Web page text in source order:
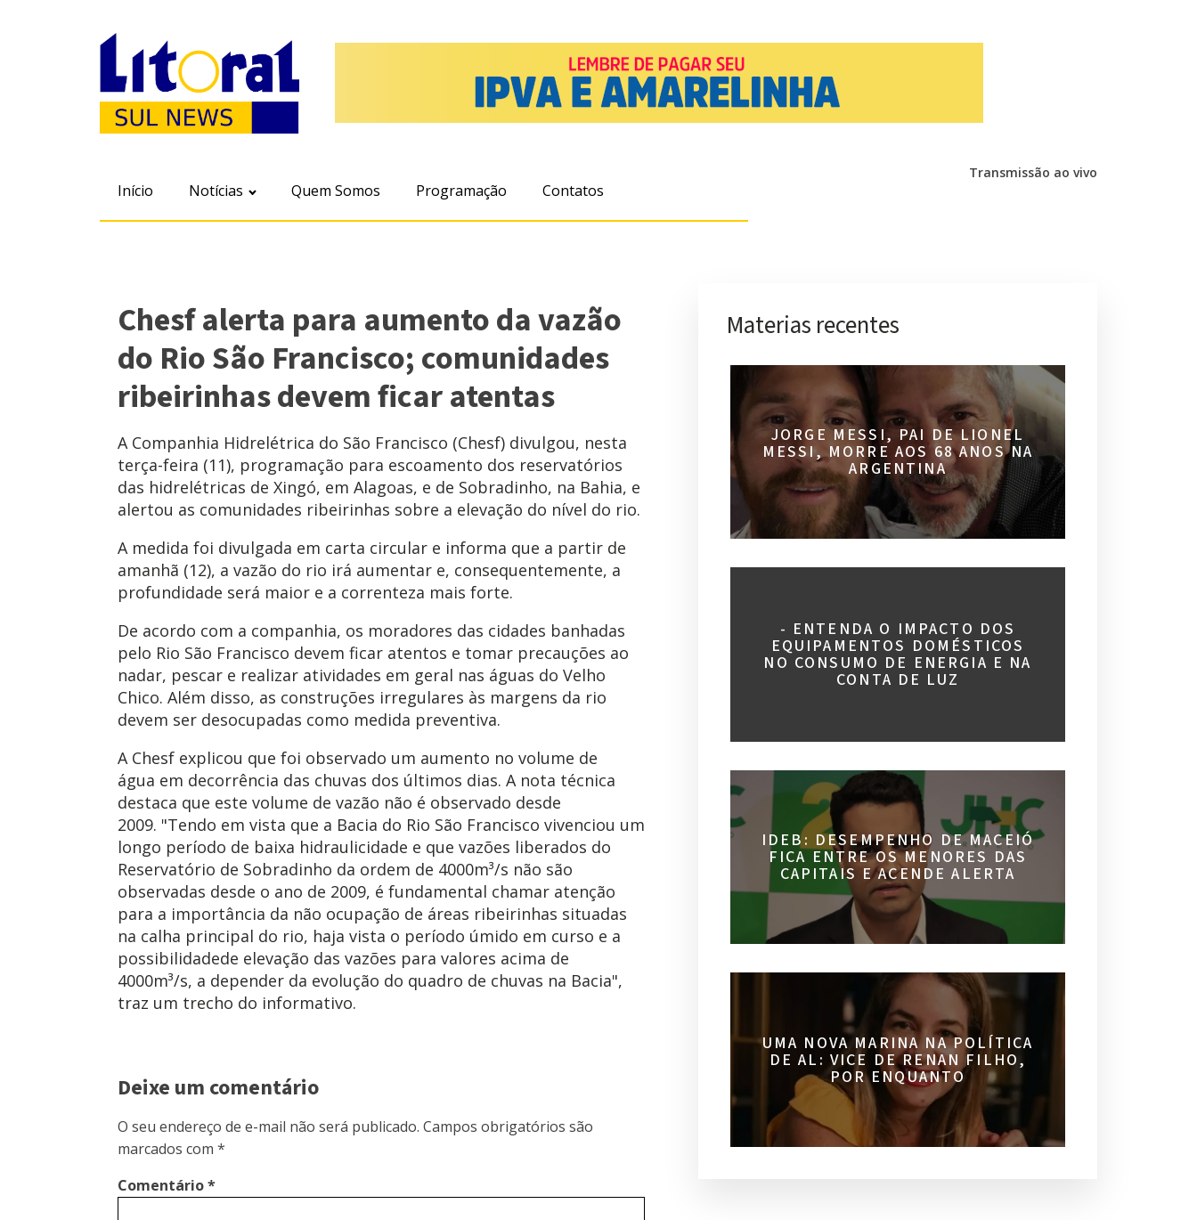
Início Notícias Quem Somos Programação Contatos
Transmissão ao vivo
Chesf alerta para aumento da vazão
do Rio São Francisco; comunidades
ribeirinhas devem ficar atentas
A Companhia Hidrelétrica do São Francisco (Chesf) divulgou, nesta
terça-feira (11), programação para escoamento dos reservatórios
das hidrelétricas de Xingó, em Alagoas, e de Sobradinho, na Bahia, e
alertou as comunidades ribeirinhas sobre a elevação do nível do rio.
A medida foi divulgada em carta circular e informa que a partir de
amanhã (12), a vazão do rio irá aumentar e, consequentemente, a
profundidade será maior e a correnteza mais forte.
De acordo com a companhia, os moradores das cidades banhadas
pelo Rio São Francisco devem ficar atentos e tomar precauções ao
nadar, pescar e realizar atividades em geral nas águas do Velho
Chico. Além disso, as construções irregulares às margens da rio
devem ser desocupadas como medida preventiva.
A Chesf explicou que foi observado um aumento no volume de
água em decorrência das chuvas dos últimos dias. A nota técnica
destaca que este volume de vazão não é observado desde
2009. "Tendo em vista que a Bacia do Rio São Francisco vivenciou um
longo período de baixa hidraulicidade e que vazões liberados do
Reservatório de Sobradinho da ordem de 4000m³/s não são
observadas desde o ano de 2009, é fundamental chamar atenção
para a importância da não ocupação de áreas ribeirinhas situadas
na calha principal do rio, haja vista o período úmido em curso e a
possibilidadede elevação das vazões para valores acima de
4000m³/s, a depender da evolução do quadro de chuvas na Bacia",
traz um trecho do informativo.
Deixe um comentário
O seu endereço de e-mail não será publicado. Campos obrigatórios são
marcados com *
Comentário*
Materias recentes
JORGE MESSI, PAI DE LIONEL
MESSI, MORRE AOS 68 ANOS NA
ARGENTINA
- ENTENDA O IMPACTO DOS
EQUIPAMENTOS DOMÉSTICOS
NO CONSUMO DE ENERGIA E NA
CONTA DE LUZ
IDEB: DESEMPENHO DE MACEIÓ
FICA ENTRE OS MENORES DAS
CAPITAIS E ACENDE ALERTA
UMA NOVA MARINA NA POLÍTICA
DE AL: VICE DE RENAN FILHO,
POR ENQUANTO